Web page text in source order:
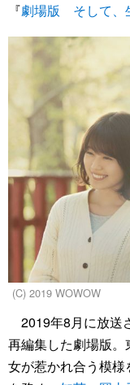
『劇場版 そして、
(C) 2019 WOWOW
2019年8月に放送
再編集した劇場版
女が惹かれ合う模様